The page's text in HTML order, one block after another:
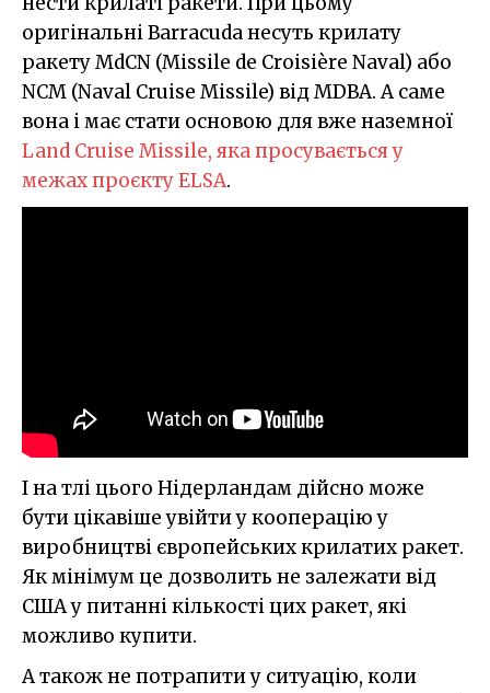
оригінальні Barracuda несуть крилату
ракету MdCN (Missile de Croisière Naval) або
NCM (Naval Cruise Missile) від MDBA. А саме
вона і має стати основою для вже наземної
Land Cruise Missile, яка просувається у
межах проєкту ELSA.
І на тлі цього Нідерландам дійсно може
бути цікавіше увійти у кооперацію у
виробництві європейських крилатих ракет.
Як мінімум це дозволить не залежати від
США у питанні кількості цих ракет, які
можливо купити.
А також не потрапити у ситуацію, коли